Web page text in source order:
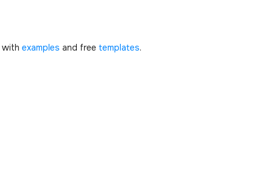
with examples and free templates.